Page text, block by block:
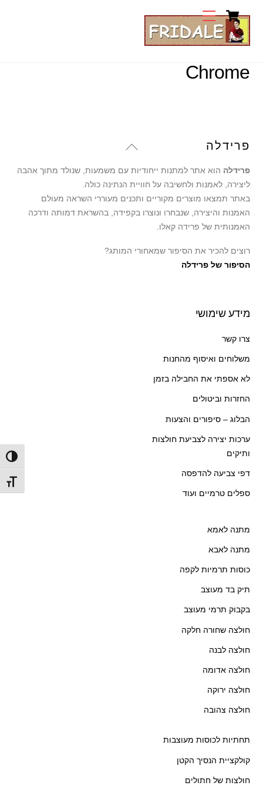
מתג
content
MenuCart
Chrome
Back
Top
פרידלה
פרידלה הוא אתר למתנות ייחודיות עם משמעות, שנולד מתוך אהבה
ליצירה, לאמנות ולחשיבה על חוויית הנתינה כולה.
באתר תמצאו מוצרים מקוריים ותכנים מעוררי השראה מעולם
האמנות והיצירה, שנבחרו ונוצרו בקפידה, בהשראת דמותה ודרכה
האמנותית של פרידה קאלו.
רוצים להכיר את הסיפור שמאחורי המותג?
הסיפור של פרידלה
מידע שימושי
צרו קשר
משלוחים ואיסוף מהחנות
לא אספתי את החבילה בזמן
החזרות וביטולים
הבלוג – סיפורים והצעות
ערכות יצירה לצביעת חולצות
ותיקים
דפי צביעה להדפסה
ספלים טרמיים ועוד
מתנה לאמא
מתנה לאבא
כוסות תרמיות לקפה
תיק בד מעוצב
בקבוק תרמי מעוצב
חולצה שחורה חלקה
חולצה לבנה
חולצה אדומה
חולצה ירוקה
חולצה צהובה
תחתיות לכוסות מעוצבות
קולקציית הנסיך הקטן
חולצות של חתולים